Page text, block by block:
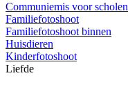
Communiemis voor scholen
Familiefotoshoot
Familiefotoshoot binnen
Huisdieren
Kinderfotoshoot
Liefde